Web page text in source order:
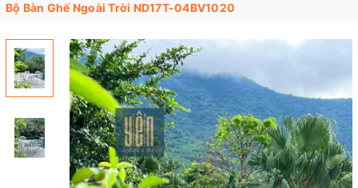
Bộ Bàn Ghế Ngoài Trời ND17T-04BV1020